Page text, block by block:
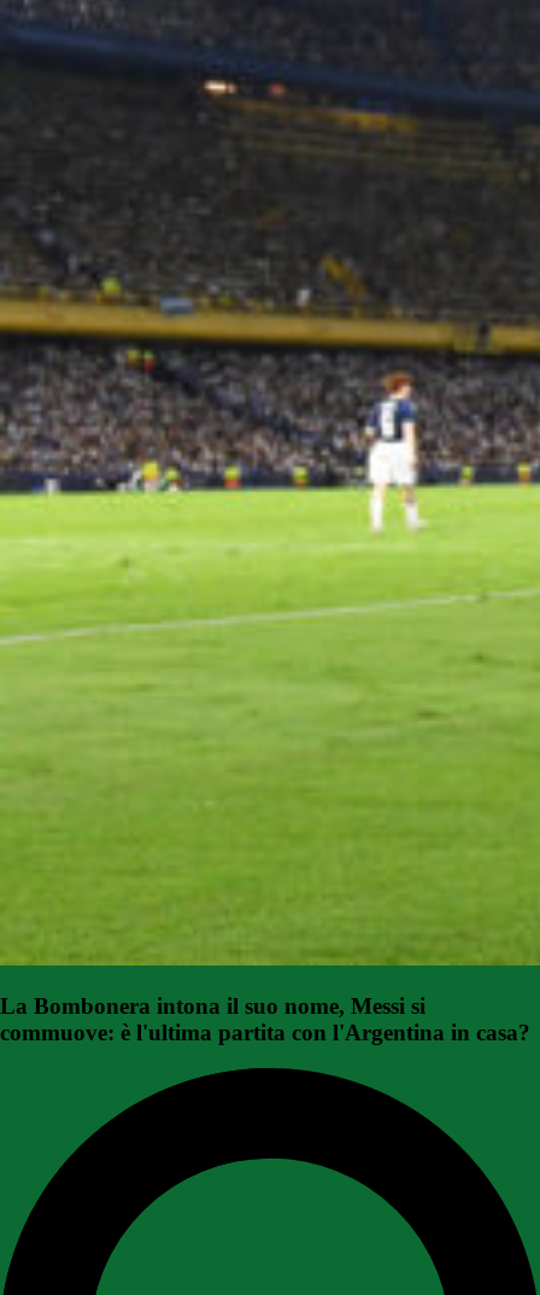
La Bombonera intona il suo nome, Messi si
commuove: è l'ultima partita con l'Argentina in casa?